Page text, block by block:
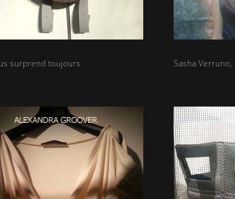
surprend toujours Sasha